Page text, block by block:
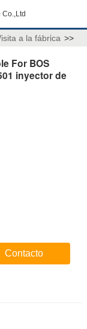
a la fábrica >>
For BOS
inyector de
Contacto